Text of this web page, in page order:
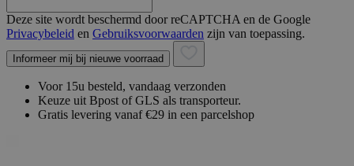
Deze site wordt beschermd door reCAPTCHA en de Google
Privacybeleid en Gebruiksvoorwaarden zijn van toepassing.
Informeer mij bij nieuwe voorraad
Voor 15u besteld, vandaag verzonden
Keuze uit Bpost of GLS als transporteur.
Gratis levering vanaf €29 in een parcelshop